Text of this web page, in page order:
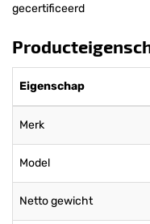
gecertificeerd
Eigenschap
Merk
Model
Netto gewicht